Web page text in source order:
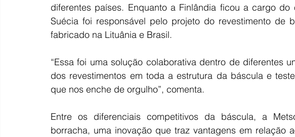
diferentes países. Enquanto a Finlândia ficou a cargo
Suécia foi responsável pelo projeto do revestimento de
fabricado na Lituânia e Brasil.
“Essa foi uma solução colaborativa dentro de diferentes
dos revestimentos em toda a estrutura da báscula e
que nos enche de orgulho”, comenta.
Entre os diferenciais competitivos da báscula, a
borracha, uma inovação que traz vantagens em relação